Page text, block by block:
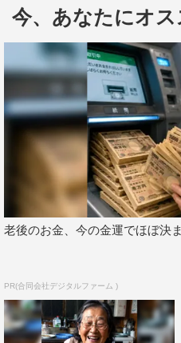
今、あなたにオス
老後のお金、今の金運でほぼ決
PR(合同会社デジタルファーム )